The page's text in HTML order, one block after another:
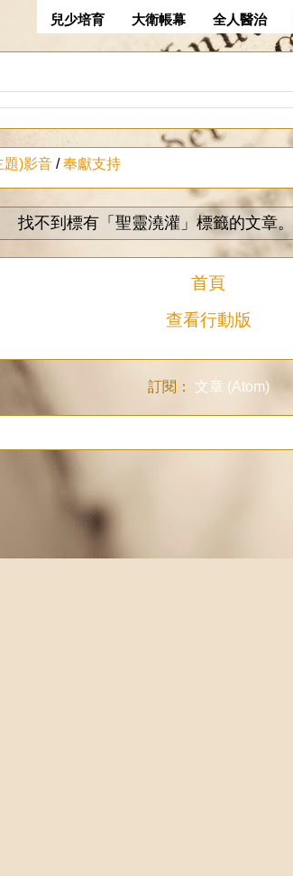
兒少培育 大衛帳幕 全人醫治
題)影音 /奉獻支持
找不到標有「聖靈澆灌」標籤的文章。
首頁
查看行動版
訂閱： 文章 (Atom)